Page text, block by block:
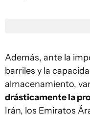
Además, ante la
barriles y la
almacenamiento,
drásticamente la
Irán, los Emiratos